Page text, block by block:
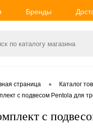
Бренды
страница • Каталог
с подвесом Pentola для
с